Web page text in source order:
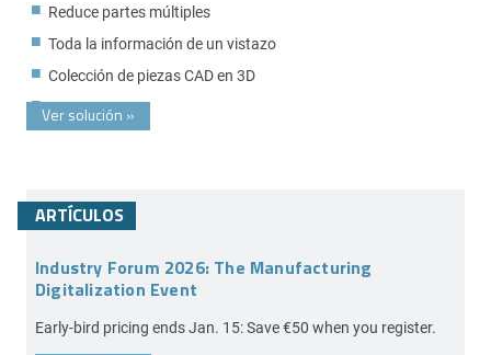
Reduce partes múltiples
Toda la información de un vistazo
Colección de piezas CAD en 3D
Ver solución »
ARTÍCULOS
Industry Forum 2026: The Manufacturing
Digitalization Event
Early-bird pricing ends Jan. 15: Save €50 when you register.